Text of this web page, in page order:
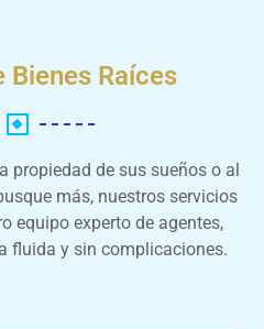
Bienes Raíces
propiedad de sus sueños o al
más, nuestros servicios
equipo experto de agentes,
fluida y sin complicaciones.